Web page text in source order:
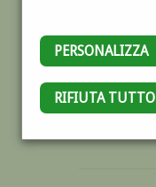
PERSONALIZZA
RIFIUTA TUTTO